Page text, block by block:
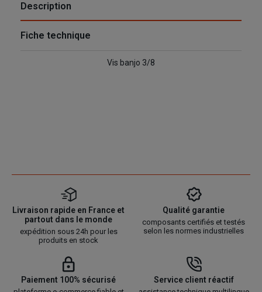
Description
Fiche technique
Vis banjo 3/8
Livraison rapide en France et
partout dans le monde
expédition sous 24h pour les
produits en stock
Qualité garantie
composants certifiés et testés
selon les normes industrielles
Paiement 100% sécurisé Service client réactif